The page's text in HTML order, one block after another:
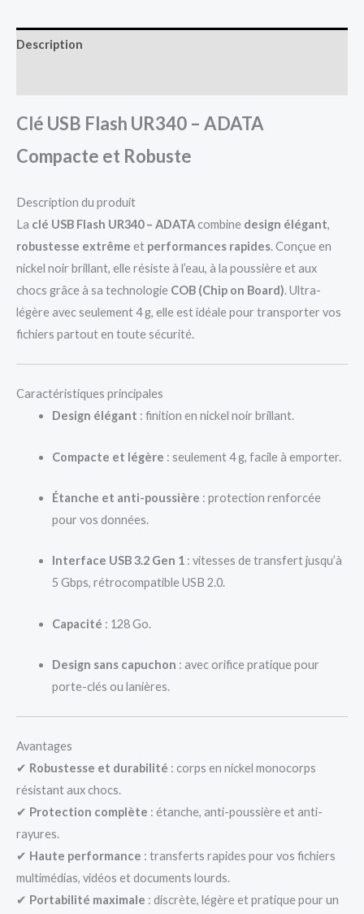
Description
Clé USB Flash UR340 – ADATA
Compacte et Robuste
Description du produit
La clé USB Flash UR340 – ADATAcombine design élégant,
robustesse extrême et performances rapides. Conçue en
nickel noir brillant, elle résiste à l’eau, à la poussière et aux
chocs grâce à sa technologie COB (Chip on Board). Ultra-
légère avec seulement 4 g, elle est idéale pour transporter vos
fichiers partout en toute sécurité.
Caractéristiques principales
Design élégant : finition en nickel noir brillant.
Compacte et légère : seulement 4 g, facile à emporter.
Étanche et anti-poussière : protection renforcée
pour vos données.
Interface USB 3.2 Gen 1: vitesses de transfert jusqu’à
5 Gbps, rétrocompatible USB 2.0.
Capacité : 128 Go.
Design sans capuchon : avec orifice pratique pour
porte-clés ou lanières.
Avantages
✔ Robustesse et durabilité : corps en nickel monocorps
résistant aux chocs.
✔ Protection complète : étanche, anti-poussière et anti-
rayures.
✔ Haute performance : transferts rapides pour vos fichiers
multimédias, vidéos et documents lourds.
✔ Portabilité maximale : discrète, légère et pratique pour un